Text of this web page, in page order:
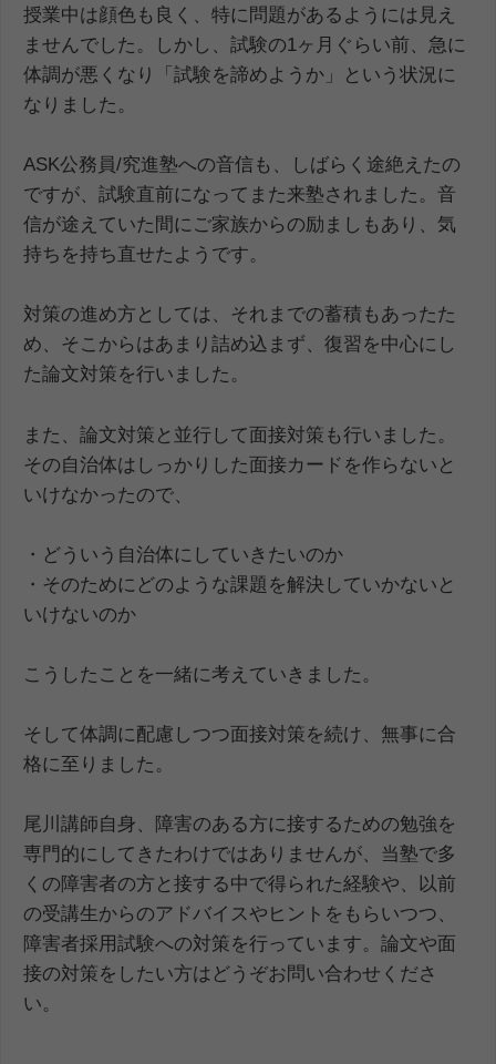
授業中は顔色も良く、特に問題があるようには見え
ませんでした。しかし、試験の1ヶ月ぐらい前、急に
体調が悪くなり「試験を諦めようか」という状況に
なりました。
ASK公務員/究進塾への音信も、しばらく途絶えたの
ですが、試験直前になってまた来塾されました。音
信が途えていた間にご家族からの励ましもあり、気
持ちを持ち直せたようです。
対策の進め方としては、それまでの蓄積もあったた
め、そこからはあまり詰め込まず、復習を中心にし
た論文対策を行いました。
また、論文対策と並行して面接対策も行いました。
その自治体はしっかりした面接カードを作らないと
いけなかったので、
・どういう自治体にしていきたいのか
・そのためにどのような課題を解決していかないと
いけないのか
こうしたことを一緒に考えていきました。
そして体調に配慮しつつ面接対策を続け、無事に合
格に至りました。
尾川講師自身、障害のある方に接するための勉強を
専門的にしてきたわけではありませんが、当塾で多
くの障害者の方と接する中で得られた経験や、以前
の受講生からのアドバイスやヒントをもらいつつ、
障害者採用試験への対策を行っています。論文や面
接の対策をしたい方はどうぞお問い合わせくださ
い。